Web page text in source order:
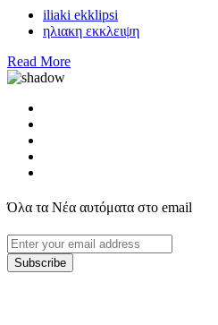
iliaki ekklipsi
ηλιακη εκκλειψη
Read More
Όλα τα Νέα αυτόματα στο email